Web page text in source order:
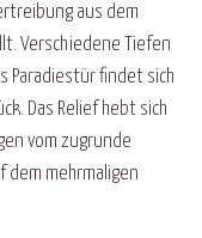
aus dem
Verschiedene Tiefen
Paradiestür findet sich
Das Relief hebt sich
vom zugrunde
dem mehrmaligen